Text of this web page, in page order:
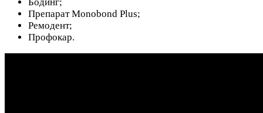
Препарат Monobond Plus;
Ремодент;
Профокар.